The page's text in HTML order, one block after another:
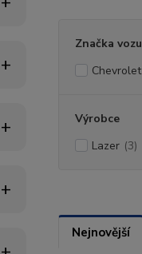
Značka vozu
Chevrolet
Výrobce
Lazer (3)
Nejnovější